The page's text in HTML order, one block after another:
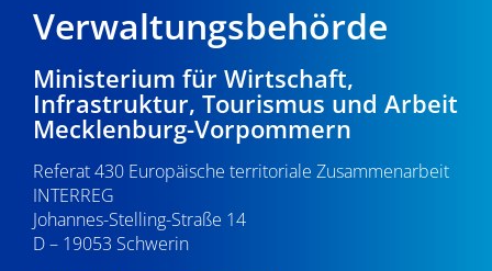
Verwaltungsbehörde
Ministerium für Wirtschaft,
Infrastruktur, Tourismus und Arbeit
Mecklenburg-Vorpommern
Referat 430 Europäische territoriale Zusammenarbeit
INTERREG
Johannes-Stelling-Straße 14
D – 19053 Schwerin